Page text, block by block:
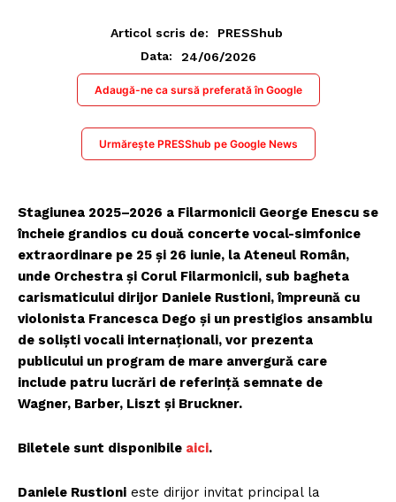
Articol scris de:
PRESShub
Data:
24/06/2026
Adaugă-ne ca sursă preferată în Google
Urmărește PRESShub pe Google News
Stagiunea 2025–2026 a Filarmonicii George Enescu se
încheie grandios cu două concerte vocal-simfonice
extraordinare pe 25 și 26 iunie, la Ateneul Român,
unde Orchestra și Corul Filarmonicii, sub bagheta
carismaticului dirijor Daniele Rustioni, împreună cu
violonista Francesca Dego și un prestigios ansamblu
de soliști vocali internaționali, vor prezenta
publicului un program de mare anvergură care
include patru lucrări de referință semnate de
Wagner, Barber, Liszt și Bruckner.
Biletele sunt disponibile aici.
Daniele Rustioni este dirijor invitat principal la